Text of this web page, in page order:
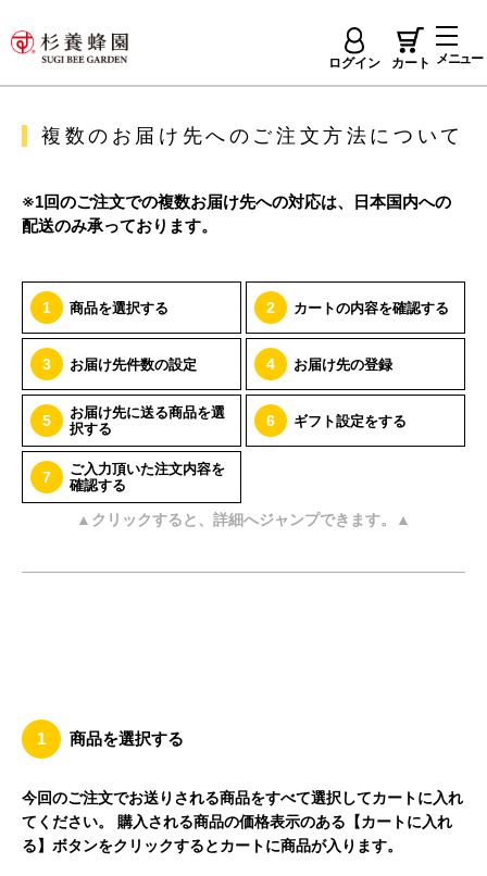
メニュー
ログイン カート
複数のお届け先へのご注文方法について
※1回のご注文での複数お届け先への対応は、日本国内への
配送のみ承っております。
1 商品を選択する 2 カートの内容を確認する
3 お届け先件数の設定 4 お届け先の登録
5
お届け先に送る商品を選
択する
6 ギフト設定をする
7
ご入力頂いた注文内容を
確認する
▲クリックすると、詳細へジャンプできます。▲
1 商品を選択する
今回のご注文でお送りされる商品をすべて選択してカートに入れ
てください。 購入される商品の価格表示のある【カートに入れ
る】ボタンをクリックするとカートに商品が入ります。